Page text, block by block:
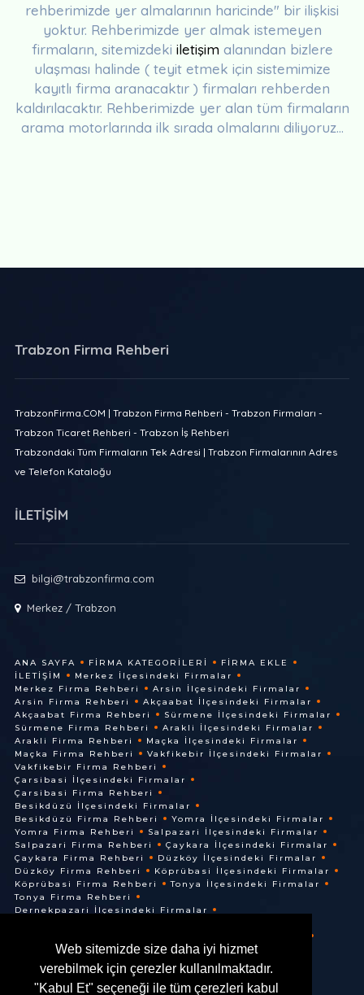
Web sitemizde size daha iyi hizmet
verebilmek için çerezler kullanılmaktadır.
"Kabul Et" seçeneği ile tüm çerezleri kabul
rehberimizde yer almalarının haricinde" bir ilişkisi
yoktur. Rehberimizde yer almak istemeyen
firmaların, sitemizdeki iletişim alanından bizlere
ulaşması halinde ( teyit etmek için sistemimize
kayıtlı firma aranacaktır ) firmaları rehberden
kaldırılacaktır. Rehberimizde yer alan tüm firmaların
arama motorlarında ilk sırada olmalarını diliyoruz...
Trabzon Firma Rehberi
TrabzonFirma.COM | Trabzon Firma Rehberi - Trabzon Firmaları -
Trabzon Ticaret Rehberi - Trabzon İş Rehberi
Trabzondaki Tüm Firmaların Tek Adresi | Trabzon Firmalarının Adres
ve Telefon Kataloğu
İLETİŞİM
bilgi@trabzonfirma.com
Merkez / Trabzon
ANA SAYFA FIRMA KATEGORILERI
FIRMA EKLE
İLETIŞIM
Merkez İlçesindeki Firmalar
Merkez Firma Rehberi
Arsin İlçesindeki Firmalar
Arsin Firma Rehberi
Akçaabat İlçesindeki Firmalar
Akçaabat Firma Rehberi
Sürmene İlçesindeki Firmalar
Sürmene Firma Rehberi
Arakli İlçesindeki Firmalar
Arakli Firma Rehberi
Maçka İlçesindeki Firmalar
Maçka Firma Rehberi
Vakfikebir İlçesindeki Firmalar
Vakfikebir Firma Rehberi
Çarsibasi İlçesindeki Firmalar
Çarsibasi Firma Rehberi
Besikdüzü İlçesindeki Firmalar
Besikdüzü Firma Rehberi
Yomra İlçesindeki Firmalar
Yomra Firma Rehberi
Salpazari İlçesindeki Firmalar
Salpazari Firma Rehberi
Çaykara İlçesindeki Firmalar
Çaykara Firma Rehberi
Düzköy İlçesindeki Firmalar
Düzköy Firma Rehberi
Köprübasi İlçesindeki Firmalar
Köprübasi Firma Rehberi
Tonya İlçesindeki Firmalar
Tonya Firma Rehberi
Dernekpazari İlçesindeki Firmalar
Of İlçesindeki Firmalar
Of Firma Rehberi